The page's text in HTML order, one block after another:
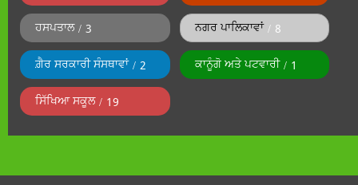
3
ਹਸਪਤਾਲ 8
ਨਗਰ ਪਾਲਿਕਾਵਾਂ
2
ਗ਼ੈਰ ਸਰਕਾਰੀ ਸੰਸਥਾਵਾਂ 1
ਕਾਨੂੰਗੋ ਅਤੇ ਪਟਵਾਰੀ
19
ਸਿੱਖਿਆ ਸਕੂਲ